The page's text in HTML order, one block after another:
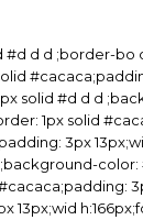
d d ;border-bo
solid #d d d
1px solid
3px
color:
13px;wid